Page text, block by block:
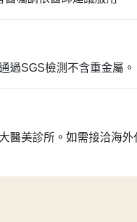
過SGS檢測不含重金屬。
醫美診所。如需接洽海